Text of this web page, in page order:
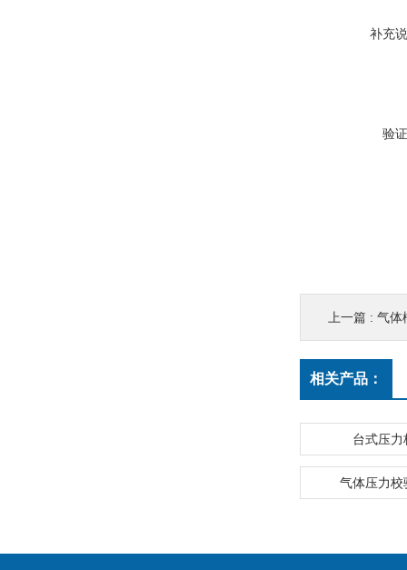
补充
验
上一篇 : 气体
相关产品：
台式压力
气体压力校